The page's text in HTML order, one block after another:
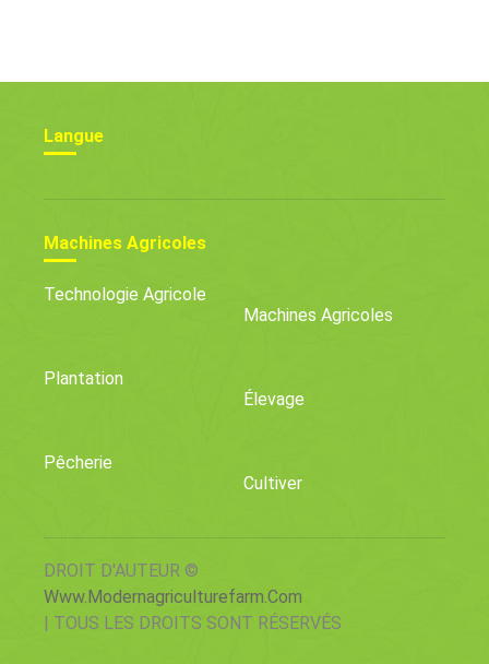
Langue
Machines Agricoles
Technologie Agricole
Machines Agricoles
Plantation
Élevage
Pêcherie
Cultiver
DROIT D'AUTEUR ©
Www.modernagriculturefarm.com
| TOUS LES DROITS SONT RÉSERVÉS